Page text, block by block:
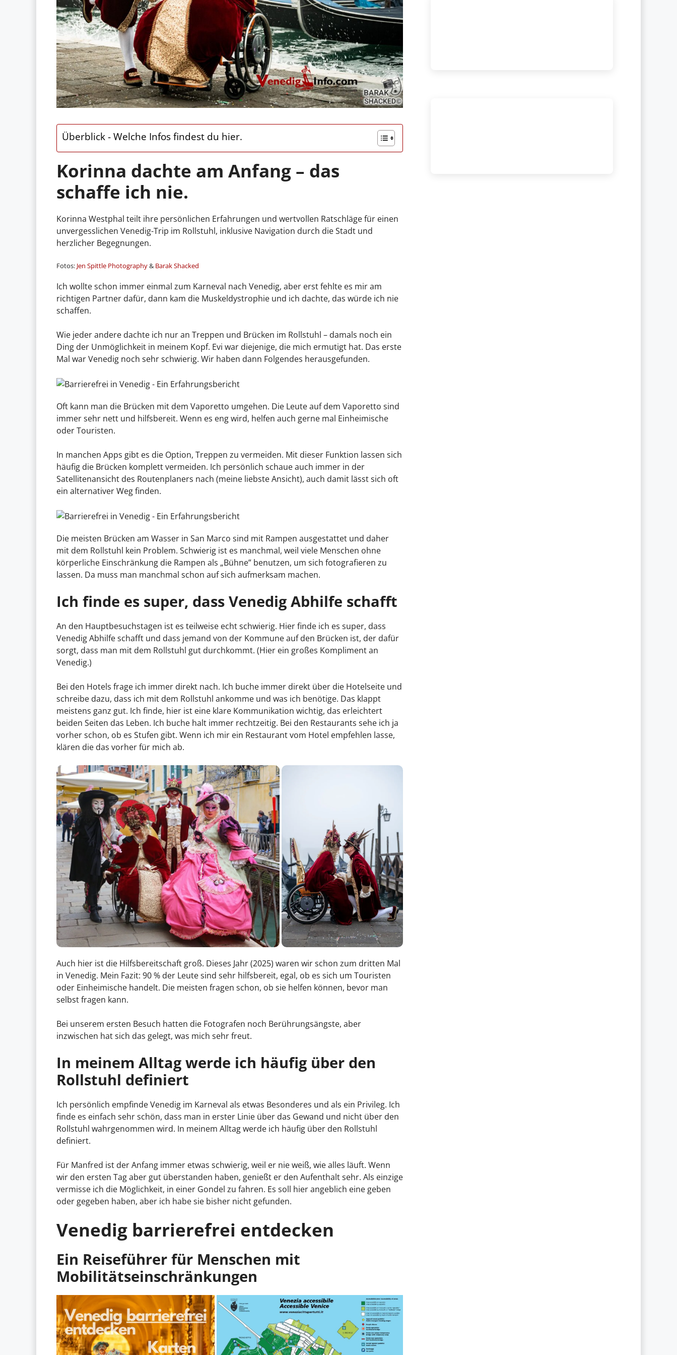
Überblick - Welche Infos findest du hier.
Korinna dachte am Anfang – das
schaffe ich nie.
Korinna Westphal teilt ihre persönlichen Erfahrungen und wertvollen Ratschläge für einen
unvergesslichen Venedig-Trip im Rollstuhl, inklusive Navigation durch die Stadt und
herzlicher Begegnungen.
Fotos: Jen Spittle Photography& Barak Shacked
Ich wollte schon immer einmal zum Karneval nach Venedig, aber erst fehlte es mir am
richtigen Partner dafür, dann kam die Muskeldystrophie und ich dachte, das würde ich nie
schaffen.
Wie jeder andere dachte ich nur an Treppen und Brücken im Rollstuhl – damals noch ein
Ding der Unmöglichkeit in meinem Kopf. Evi war diejenige, die mich ermutigt hat. Das erste
Mal war Venedig noch sehr schwierig. Wir haben dann Folgendes herausgefunden.
Oft kann man die Brücken mit dem Vaporetto umgehen. Die Leute auf dem Vaporetto sind
immer sehr nett und hilfsbereit. Wenn es eng wird, helfen auch gerne mal Einheimische
oder Touristen.
In manchen Apps gibt es die Option, Treppen zu vermeiden. Mit dieser Funktion lassen sich
häufig die Brücken komplett vermeiden. Ich persönlich schaue auch immer in der
Satellitenansicht des Routenplaners nach (meine liebste Ansicht), auch damit lässt sich oft
ein alternativer Weg finden.
Die meisten Brücken am Wasser in San Marco sind mit Rampen ausgestattet und daher
mit dem Rollstuhl kein Problem. Schwierig ist es manchmal, weil viele Menschen ohne
körperliche Einschränkung die Rampen als „Bühne” benutzen, um sich fotografieren zu
lassen. Da muss man manchmal schon auf sich aufmerksam machen.
Ich finde es super, dass Venedig Abhilfe schafft
An den Hauptbesuchstagen ist es teilweise echt schwierig. Hier finde ich es super, dass
Venedig Abhilfe schafft und dass jemand von der Kommune auf den Brücken ist, der dafür
sorgt, dass man mit dem Rollstuhl gut durchkommt. (Hier ein großes Kompliment an
Venedig.)
Bei den Hotels frage ich immer direkt nach. Ich buche immer direkt über die Hotelseite und
schreibe dazu, dass ich mit dem Rollstuhl ankomme und was ich benötige. Das klappt
meistens ganz gut. Ich finde, hier ist eine klare Kommunikation wichtig, das erleichtert
beiden Seiten das Leben. Ich buche halt immer rechtzeitig. Bei den Restaurants sehe ich ja
vorher schon, ob es Stufen gibt. Wenn ich mir ein Restaurant vom Hotel empfehlen lasse,
klären die das vorher für mich ab.
Auch hier ist die Hilfsbereitschaft groß. Dieses Jahr (2025) waren wir schon zum dritten Mal
in Venedig. Mein Fazit: 90 % der Leute sind sehr hilfsbereit, egal, ob es sich um Touristen
oder Einheimische handelt. Die meisten fragen schon, ob sie helfen können, bevor man
selbst fragen kann.
Bei unserem ersten Besuch hatten die Fotografen noch Berührungsängste, aber
inzwischen hat sich das gelegt, was mich sehr freut.
In meinem Alltag werde ich häufig über den
Rollstuhl definiert
Ich persönlich empfinde Venedig im Karneval als etwas Besonderes und als ein Privileg. Ich
finde es einfach sehr schön, dass man in erster Linie über das Gewand und nicht über den
Rollstuhl wahrgenommen wird. In meinem Alltag werde ich häufig über den Rollstuhl
definiert.
Für Manfred ist der Anfang immer etwas schwierig, weil er nie weiß, wie alles läuft. Wenn
wir den ersten Tag aber gut überstanden haben, genießt er den Aufenthalt sehr. Als einzige
vermisse ich die Möglichkeit, in einer Gondel zu fahren. Es soll hier angeblich eine geben
oder gegeben haben, aber ich habe sie bisher nicht gefunden.
Venedig barrierefrei entdecken
Ein Reiseführer für Menschen mit
Mobilitätseinschränkungen